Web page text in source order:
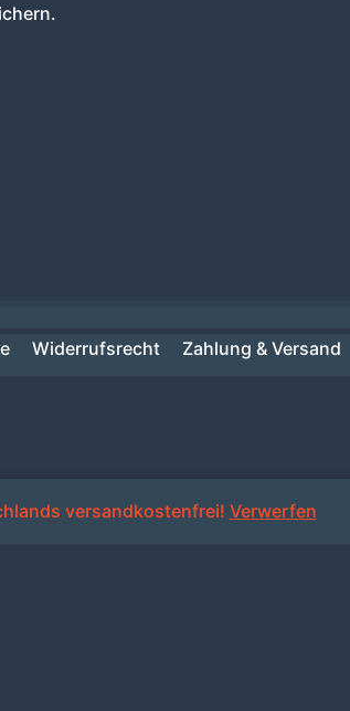
versandkostenfrei! Verwerfen
Widerrufsrecht Zahlung & Versand